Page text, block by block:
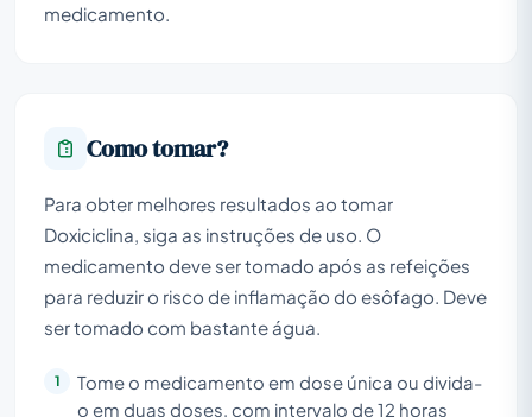
medicamento.
Como tomar?
Para obter melhores resultados ao tomar
Doxiciclina, siga as instruções de uso. O
medicamento deve ser tomado após as refeições
para reduzir o risco de inflamação do esôfago. Deve
ser tomado com bastante água.
Tome o medicamento em dose única ou divida-
o em duas doses, com intervalo de 12 horas